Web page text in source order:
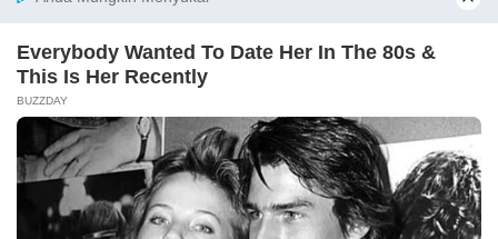
Email
Daftar
Tentang Katadata Advertising Karier
Pedoman Media Siber
Kebijakan Privasi
Disclaimer Hubungi Kami